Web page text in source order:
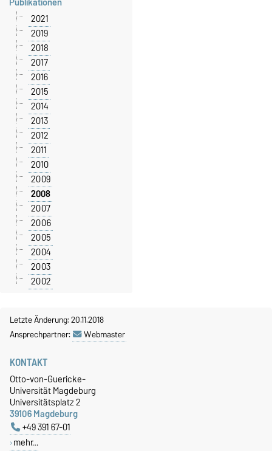
2021
2019
2018
2017
2016
2015
2014
2013
2012
2011
2010
2009
2008
2007
2006
2005
2004
2003
2002
Letzte Änderung: 20.11.2018
Ansprechpartner:
Webmaster
KONTAKT
Otto-von-Guericke-
Universität Magdeburg
Universitätsplatz 2
39106 Magdeburg
+49 391 67-01
mehr…